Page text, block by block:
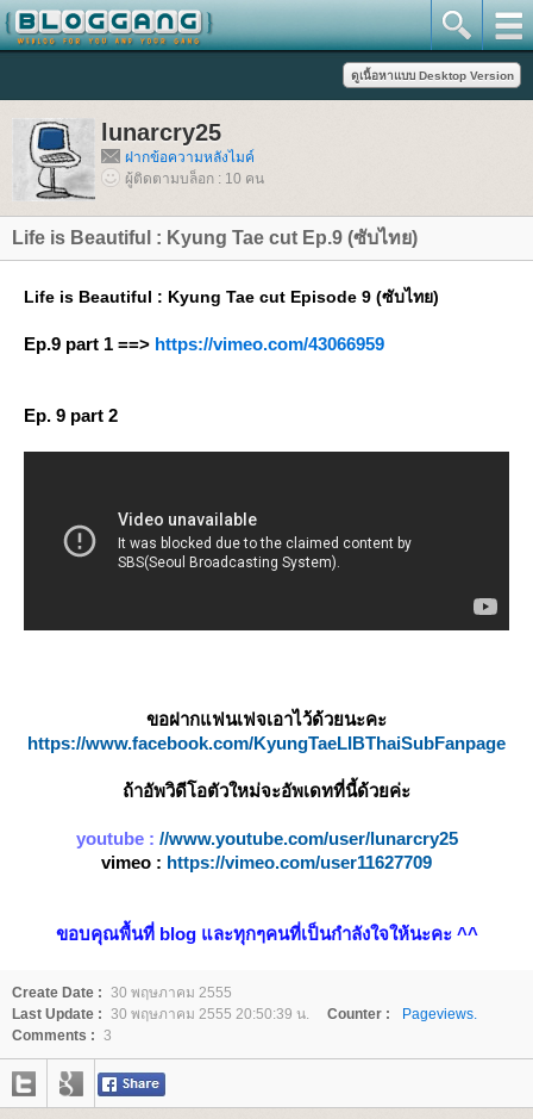
lunarcry25
ฝากข้อความหลังไมค์
ผู้ติดตามบล็อก : 10 คน
Life is Beautiful : Kyung Tae cut Ep.9 (ซับไทย)
Life is Beautiful : Kyung Tae cut Episode 9 (ซับไทย)
Ep.9 part 1 ==> https://vimeo.com/43066959
Ep. 9 part 2
ขอฝากแฟนเฟจเอาไว้ด้วยนะคะ
https://www.facebook.com/KyungTaeLIBThaiSubFanpage
ถ้าอัพวิดีโอตัวใหม่จะอัพเดทที่นี้ด้วยค่ะ
youtube : //www.youtube.com/user/lunarcry25
vimeo : https://vimeo.com/user11627709
ขอบคุณพื้นที่ blog และทุกๆคนที่เป็นกำลังใจให้นะคะ ^^
Create Date : 30 พฤษภาคม 2555
Last Update : 30 พฤษภาคม 2555 20:50:39 น. Counter :
Pageviews.
Comments : 3